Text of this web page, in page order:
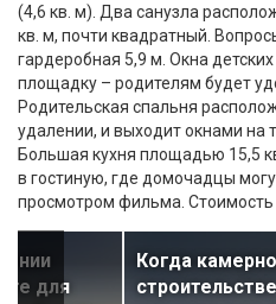
(4,6 кв. м). Два санузла
кв. м, почти квадратный.
гардеробная 5,9 м. Окна
площадку – родителям будет
Родительская спальня
удалении, и выходит окнами на
Большая кухня площадью 15,5
в гостиную, где домочадцы
просмотром фильма. Стоимость
для
Когда